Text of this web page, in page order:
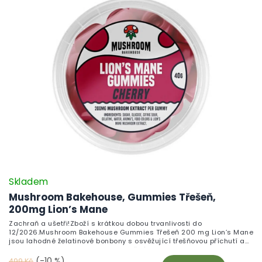
pomerančová příchuť příjemně maskuje chuť funkční houby a THC-
free složení potěší všechny, kteří hledají čistý, nenávykový doplněk
vhodný pro každodenní zařazení.
Mushroom Bakehouse, Gummies Třešeň,
200mg Lion’s Mane
Skladem
Zachraň a ušetři!Zboží s krátkou dobou trvanlivosti do
12/2026.Mushroom Bakehouse Gummies Třešeň 200 mg Lion’s Mane
jsou lahodné želatinové bonbony s osvěžující třešňovou příchutí a
200 mg extraktu z Lion’s Mane v každém kousku. Gummies jsou
oblíbené pro podporu mentální pohody, soustředění a paměťových